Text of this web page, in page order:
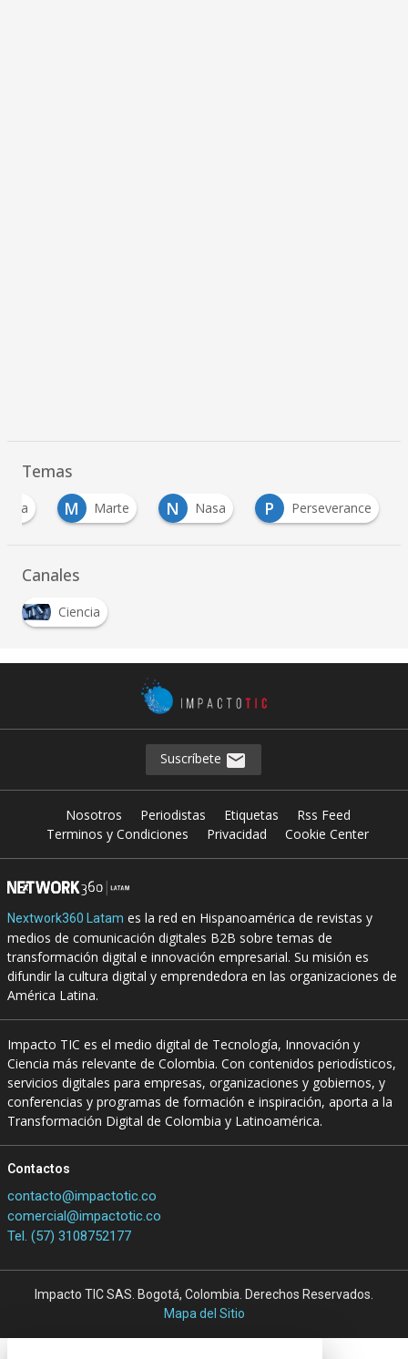
Temas
M Marte N Nasa P Perseverance
Canales
Ciencia
Suscríbete
Nosotros Periodistas Etiquetas
Rss Feed
Terminos y Condiciones
Privacidad Cookie Center
Nextwork360 Latam es la red en Hispanoamérica de revistas y
medios de comunicación digitales B2B sobre temas de
transformación digital e innovación empresarial. Su misión es
difundir la cultura digital y emprendedora en las organizaciones de
América Latina.
Impacto TIC es el medio digital de Tecnología, Innovación y
Ciencia más relevante de Colombia. Con contenidos periodísticos,
servicios digitales para empresas, organizaciones y gobiernos, y
conferencias y programas de formación e inspiración, aporta a la
Transformación Digital de Colombia y Latinoamérica.
Contactos
contacto@impactotic.co
comercial@impactotic.co
Tel. (57) 3108752177
Impacto TIC SAS. Bogotá, Colombia. Derechos Reservados.
Mapa del Sitio